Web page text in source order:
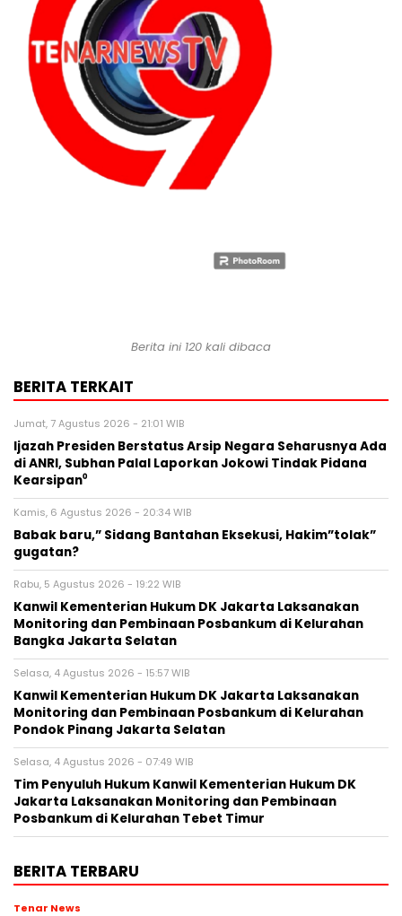
Berita ini 120 kali dibaca
BERITA TERKAIT
Jumat, 7 Agustus 2026 - 21:01 WIB
Ijazah Presiden Berstatus Arsip Negara Seharusnya Ada
di ANRI, Subhan Palal Laporkan Jokowi Tindak Pidana
Kearsipan⁰
Kamis, 6 Agustus 2026 - 20:34 WIB
Babak baru,” Sidang Bantahan Eksekusi, Hakim”tolak”
gugatan?
Rabu, 5 Agustus 2026 - 19:22 WIB
Kanwil Kementerian Hukum DK Jakarta Laksanakan
Monitoring dan Pembinaan Posbankum di Kelurahan
Bangka Jakarta Selatan
Selasa, 4 Agustus 2026 - 15:57 WIB
Kanwil Kementerian Hukum DK Jakarta Laksanakan
Monitoring dan Pembinaan Posbankum di Kelurahan
Pondok Pinang Jakarta Selatan
Selasa, 4 Agustus 2026 - 07:49 WIB
Tim Penyuluh Hukum Kanwil Kementerian Hukum DK
Jakarta Laksanakan Monitoring dan Pembinaan
Posbankum di Kelurahan Tebet Timur
BERITA TERBARU
Tenar News